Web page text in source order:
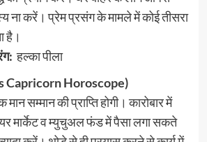
करें। प्रेम प्रसंग के मामले में कोई तीसरा
है।
हल्का पीला
Capricorn Horoscope)
सम्मान की प्राप्ति होगी। कारोबार में
मार्केट व म्युचुअल फंड में पैसा लगा सकते